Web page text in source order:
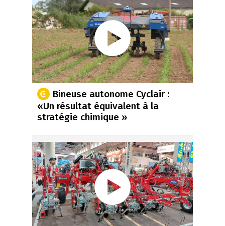
Bineuse autonome Cyclair :
«Un résultat équivalent à la
stratégie chimique »